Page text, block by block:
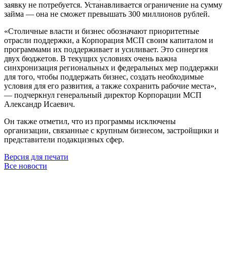
заявку не потребуется. Устанавливается ограничение на сумму
займа — она не сможет превышать 300 миллионов рублей.
«Столичные власти и бизнес обозначают приоритетные
отрасли поддержки, а Корпорация МСП своим капиталом и
программами их поддерживает и усиливает. Это синергия
двух бюджетов. В текущих условиях очень важна
синхронизация региональных и федеральных мер поддержки
для того, чтобы поддержать бизнес, создать необходимые
условия для его развития, а также сохранить рабочие места»,
— подчеркнул генеральный директор Корпорации МСП
Александр Исаевич.
Он также отметил, что из программы исключены
организации, связанные с крупным бизнесом, застройщики и
представители подакцизных сфер.
Версия для печати
Все новости